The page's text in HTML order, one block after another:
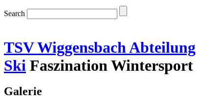
Search
TSV Wiggensbach Abteilung
Ski Faszination Wintersport
Galerie